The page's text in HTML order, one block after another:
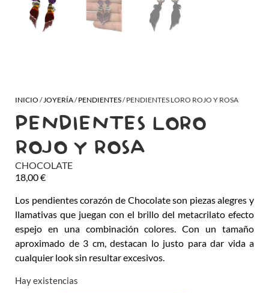
INICIO /JOYERÍA/PENDIENTES/ PENDIENTES LORO ROJO Y ROSA
PENDIENTES LORO
ROJO Y ROSA
CHOCOLATE
18,00€
Los pendientes corazón de Chocolate son piezas alegres y
llamativas que juegan con el brillo del metacrilato efecto
espejo en una combinación colores. Con un tamaño
aproximado de 3 cm, destacan lo justo para dar vida a
cualquier look sin resultar excesivos.
Hay existencias